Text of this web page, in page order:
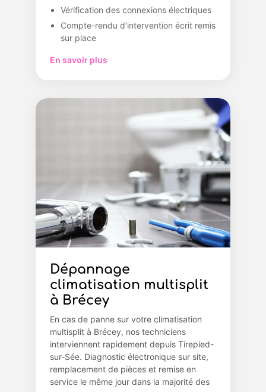
Vérification des connexions électriques
Compte-rendu d’intervention écrit remis
sur place
En savoir plus
Dépannage
climatisation multisplit
à Brécey
En cas de panne sur votre climatisation
multisplit à Brécey, nos techniciens
interviennent rapidement depuis Tirepied-
sur-Sée. Diagnostic électronique sur site,
remplacement de pièces et remise en
service le même jour dans la majorité des